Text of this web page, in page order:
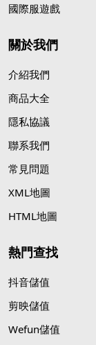
國際服遊戲
關於我們
介紹我們
商品大全
隱私協議
聯系我們
常見問題
XML地圖
HTML地圖
熱門查找
抖音儲值
剪映儲值
Wefun儲值